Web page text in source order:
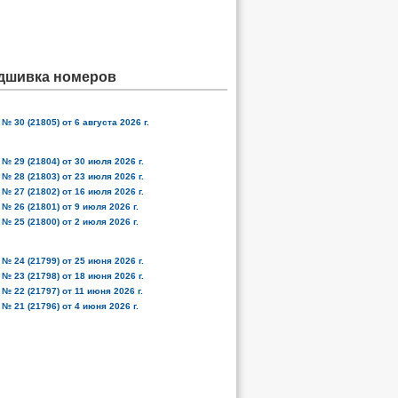
номеров
30 (21805) от 6 августа 2026 г.
29 (21804) от 30 июля 2026 г.
28 (21803) от 23 июля 2026 г.
27 (21802) от 16 июля 2026 г.
26 (21801) от 9 июля 2026 г.
25 (21800) от 2 июля 2026 г.
24 (21799) от 25 июня 2026 г.
23 (21798) от 18 июня 2026 г.
22 (21797) от 11 июня 2026 г.
21 (21796) от 4 июня 2026 г.